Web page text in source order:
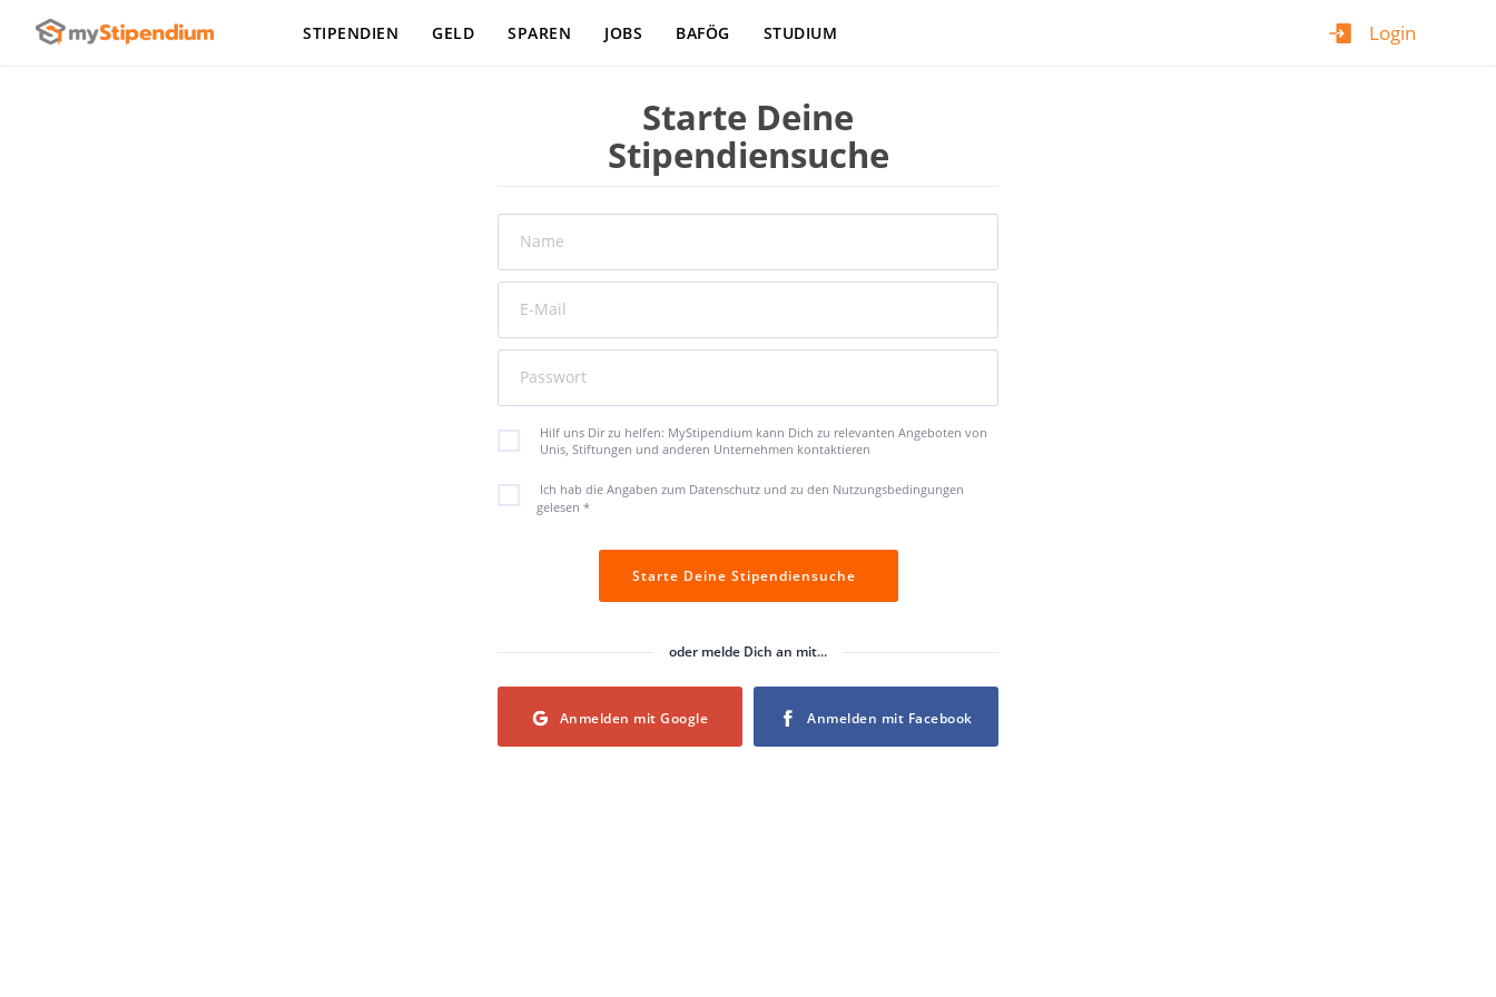
Login
STIPENDIEN GELD SPAREN JOBS BAFÖG STUDIUM
Starte Deine
Stipendiensuche
Name
E-Mail
Passwort
Hilf uns Dir zu helfen: MyStipendium kann Dich zu relevanten Angeboten von
Unis, Stiftungen und anderen Unternehmen kontaktieren
Ich hab die Angaben zum Datenschutz und zu den Nutzungsbedingungen
gelesen *
Starte Deine Stipendiensuche
oder melde Dich an mit...